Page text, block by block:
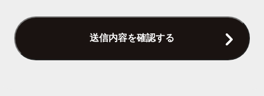
送信内容を確認する